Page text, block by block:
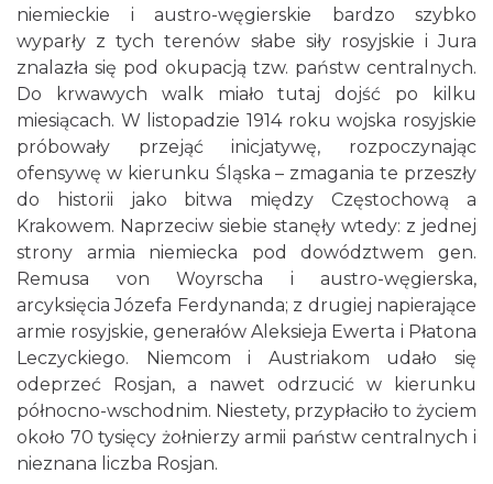
niemieckie i austro-węgierskie bardzo szybko
wyparły z tych terenów słabe siły rosyjskie i Jura
znalazła się pod okupacją tzw. państw centralnych.
Do krwawych walk miało tutaj dojść po kilku
miesiącach. W listopadzie 1914 roku wojska rosyjskie
próbowały przejąć inicjatywę, rozpoczynając
ofensywę w kierunku Śląska – zmagania te przeszły
do historii jako bitwa między Częstochową a
Krakowem. Naprzeciw siebie stanęły wtedy: z jednej
strony armia niemiecka pod dowództwem gen.
Remusa von Woyrscha i austro-węgierska,
arcyksięcia Józefa Ferdynanda; z drugiej napierające
armie rosyjskie, generałów Aleksieja Ewerta i Płatona
Leczyckiego. Niemcom i Austriakom udało się
odeprzeć Rosjan, a nawet odrzucić w kierunku
północno-wschodnim. Niestety, przypłaciło to życiem
około 70 tysięcy żołnierzy armii państw centralnych i
nieznana liczba Rosjan.